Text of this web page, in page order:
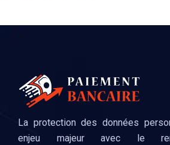
La protection des données
enjeu majeur avec le